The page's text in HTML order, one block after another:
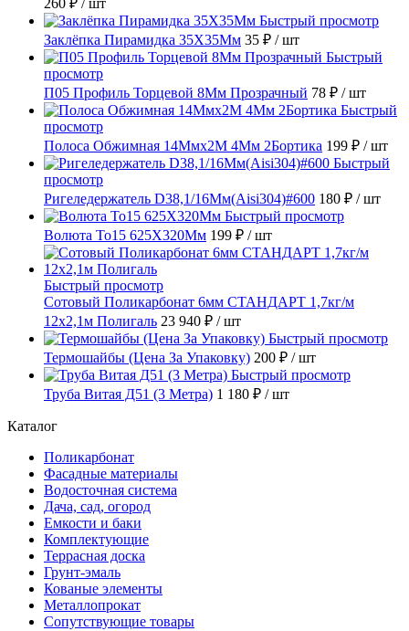
260 ₽/ шт
Быстрый просмотр
Заклёпка Пирамидка 35X35Мм 35 ₽/ шт
Быстрый
просмотр
П05 Профиль Торцевой 8Мм Прозрачный 78 ₽/ шт
Быстрый
просмотр
Полоса Обжимная 14Ммх2М 4Мм 2Бортика 199 ₽/ шт
Быстрый
просмотр
Ригеледержатель D38,1/16Мм(Aisi304)#600 180 ₽/ шт
Быстрый просмотр
Волюта То15 625X320Мм 199 ₽/ шт
Быстрый просмотр
Сотовый Поликарбонат 6мм СТАНДАРТ 1,7кг/м
12х2,1м Полигаль 23 940 ₽/ шт
Быстрый просмотр
Термошайбы (Цена За Упаковку) 200 ₽/ шт
Быстрый просмотр
Труба Витая Д51 (3 Метра) 1 180 ₽/ шт
Каталог
Поликарбонат
Фасадные материалы
Водосточная система
Дача, сад, огород
Емкости и баки
Комплектующие
Террасная доска
Грунт-эмаль
Кованые элементы
Металлопрокат
Сопутствующие товары